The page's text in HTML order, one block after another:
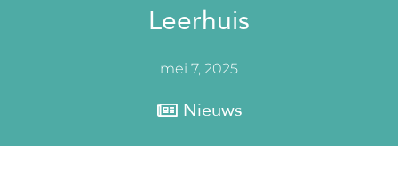
Leerhuis
mei 7, 2025
Nieuws